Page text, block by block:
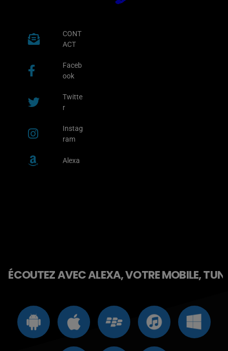
CONT
ACT
Faceb
ook
Twitte
r
Instag
ram
Alexa
ÉCOUTEZ AVEC ALEXA, VOTRE MOBILE,